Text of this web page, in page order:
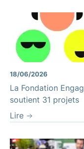
18/06/2026
La Fondation
soutient 31 projets
Lire